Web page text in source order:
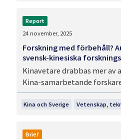
Report
Kina och Sverige Vetenskap,
24 november, 2025
Forskning med förbehåll?
svensk-kinesiska
Kinavetare drabbas mer av
Kina-samarbetande
Brief